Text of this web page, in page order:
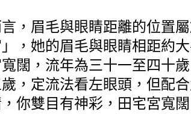
，眉毛與眼睛距離的位置
」，她的眉毛與眼睛相距約
闊，流年為三十一至四十
，定流法看左眼頭，但配
你雙目有神彩，田宅宮寬